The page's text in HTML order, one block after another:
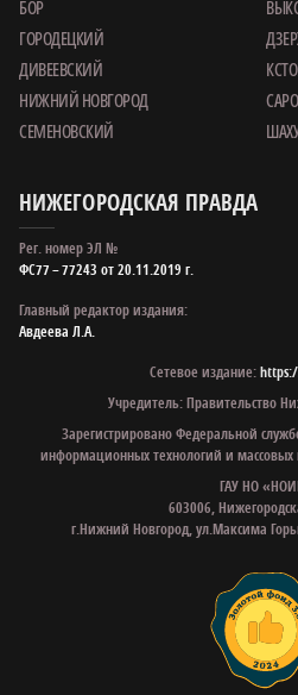
БОР
ГОРОДЕЦКИЙ
ДИВЕЕВСКИЙ
НИЖНИЙ НОВГОРОД
СЕМЕНОВСКИЙ
НИЖЕГОРОДСКАЯ ПРАВДА
Рег. номер ЭЛ №
ФС77 – 77243 от 20.11.2019 г.
Главный редактор издания:
Авдеева Л.А.
Сетевое издание:
Учредитель: Правительство
Зарегистрировано Федеральной
информационных технологий и
ГАУ НО
603006,
г.Нижний Новгород, ул.Максима